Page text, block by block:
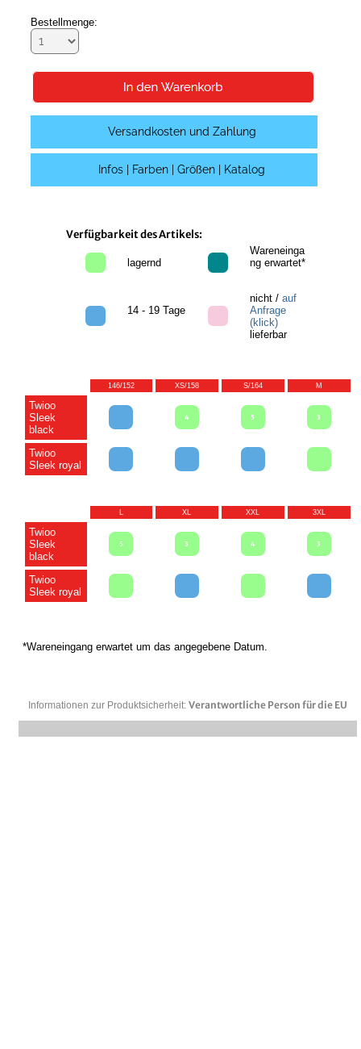
Bestellmenge:
Versandkosten und Zahlung
Infos | Farben | Größen | Katalog
Verfügbarkeit des Artikels:
lagernd
Wareneinga
ng erwartet*
14 - 19 Tage
nicht /auf
Anfrage
(klick)
lieferbar
146/152 XS/158 S/164 M
Twioo
Sleek
black
4 5 3
Twioo
Sleek royal
XL XXL 3XL
Twioo
Sleek
black
5 3 4 3
Twioo
Sleek royal
*Wareneingang erwartet um das angegebene Datum.
Informationen zur Produktsicherheit: Verantwortliche Person für die EU